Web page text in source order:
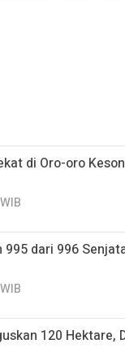
di Oro-oro
dari 996
120 Hektare,